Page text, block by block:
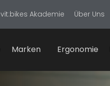
vit:bikes Akademie Über Uns
Marken Ergonomie